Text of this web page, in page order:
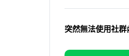
突然無法使用社群